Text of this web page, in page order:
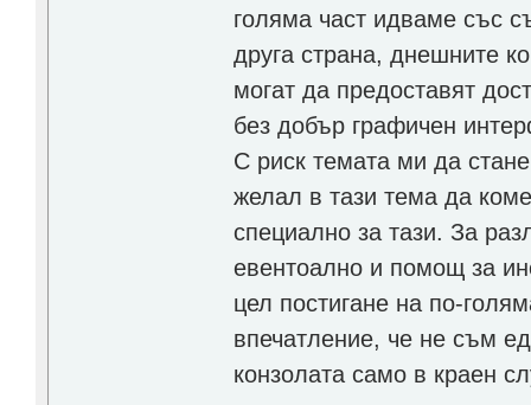
голяма част идваме със
друга страна, днешните
могат да предоставят
без добър графичен
С риск темата ми да
желал в тази тема да
специално за тази. За
евентоално и помощ за
цел постигане на по-
впечатление, че не съм
конзолата само в краен